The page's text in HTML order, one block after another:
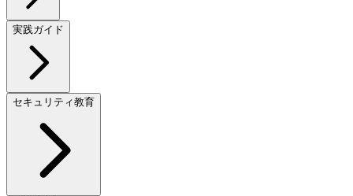
実践ガイド
セキュリティ教育